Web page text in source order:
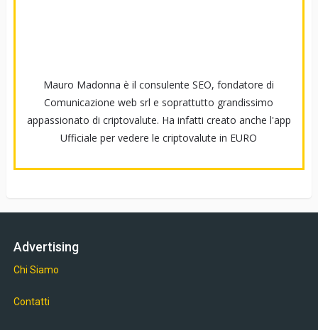
Mauro Madonna è il consulente SEO, fondatore di
Comunicazione web srl e soprattutto grandissimo
appassionato di criptovalute. Ha infatti creato anche l'app
Ufficiale per vedere le criptovalute in EURO
Advertising
Chi Siamo
Contatti